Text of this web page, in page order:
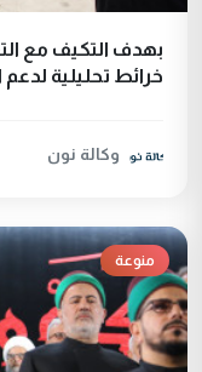
بهدف التكيف مع
خرائط تحليلية
وكالة نون
منوعة